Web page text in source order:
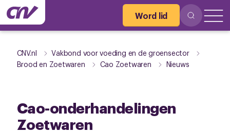
Word lid
CNV.nl
Vakbond voor voeding en de groensector
Brood en Zoetwaren
Cao Zoetwaren Nieuws
Cao-onderhandelingen
Zoetwaren